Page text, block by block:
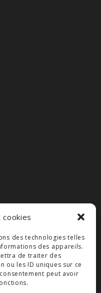
des technologies telles
des appareils.
de traiter des
ou les ID uniques sur ce
peut avoir